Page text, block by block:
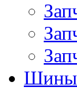
Шины